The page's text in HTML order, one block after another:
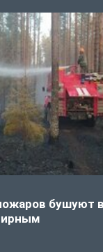
бушуют